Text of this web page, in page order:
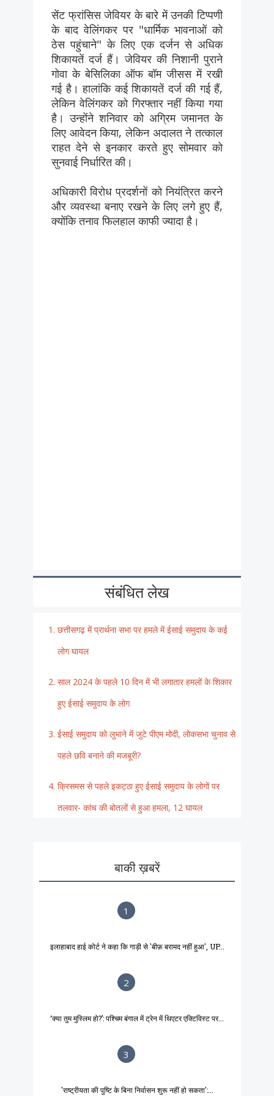
सेंट फ्रांसिस जेवियर के बारे में उनकी टिप्पणी
के बाद वेलिंगकर पर "धार्मिक भावनाओं को
ठेस पहुंचाने" के लिए एक दर्जन से अधिक
शिकायतें दर्ज हैं। जेवियर की निशानी पुराने
गोवा के बेसिलिका ऑफ बॉम जीसस में रखी
गई है। हालांकि कई शिकायतें दर्ज की गई हैं,
लेकिन वेलिंगकर को गिरफ्तार नहीं किया गया
है। उन्होंने शनिवार को अग्रिम जमानत के
लिए आवेदन किया, लेकिन अदालत ने तत्काल
राहत देने से इनकार करते हुए सोमवार को
सुनवाई निर्धारित की।
अधिकारी विरोध प्रदर्शनों को नियंत्रित करने
और व्यवस्था बनाए रखने के लिए लगे हुए हैं,
क्योंकि तनाव फिलहाल काफी ज्यादा है।
संबंधित लेख
छत्तीसगढ़ में प्रार्थना सभा पर हमले में ईसाई समुदाय के कई
लोग घायल
साल 2024 के पहले 10 दिन में भी लगातार हमलों के शिकार
हुए ईसाई समुदाय के लोग
ईसाई समुदाय को लुभाने में जुटे पीएम मोदी, लोकसभा चुनाव से
पहले छवि बनाने की मजबूरी?
क्रिसमस से पहले इकट्ठा हुए ईसाई समुदाय के लोगों पर
तलवार- कांच की बोतलों से हुआ हमला, 12 घायल
बाकी ख़बरें
1
इलाहाबाद हाई कोर्ट ने कहा कि गाड़ी से 'बीफ़ बरामद नहीं हुआ', UP...
2
‘क्या तुम मुस्लिम हो?’: पश्चिम बंगाल में ट्रेन में थिएटर एक्टिविस्ट पर...
3
'राष्ट्रीयता की पुष्टि के बिना निर्वासन शुरू नहीं हो सकता':...